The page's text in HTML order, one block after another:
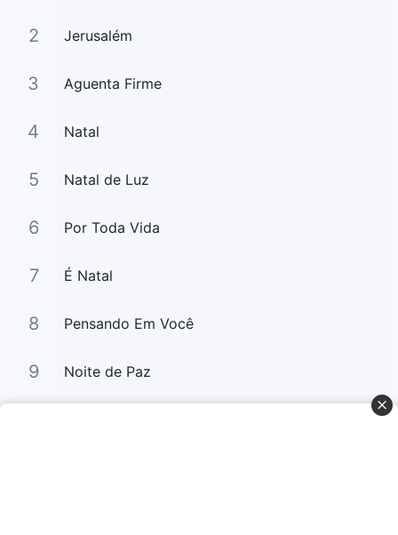
2 Jerusalém
3 Aguenta Firme
4 Natal
5 Natal de Luz
6 Por Toda Vida
7 É Natal
8 Pensando Em Você
9 Noite de Paz